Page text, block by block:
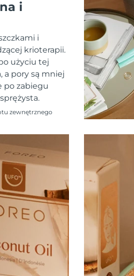
i
i
krioterapii.
użyciu tej
a pory są mniej
po zabiegu
zewnętrznego
Gel